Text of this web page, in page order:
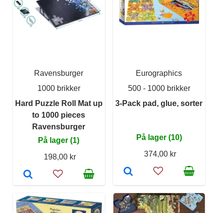
Ravensburger
1000 brikker
Hard Puzzle Roll Mat up
to 1000 pieces
Ravensburger
På lager (1)
198,00 kr
Eurographics
500 - 1000 brikker
3-Pack pad, glue, sorter
På lager (10)
374,00 kr